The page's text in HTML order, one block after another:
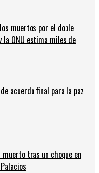
muertos por el doble
la ONU estima miles de
acuerdo final para la paz
tras un choque en